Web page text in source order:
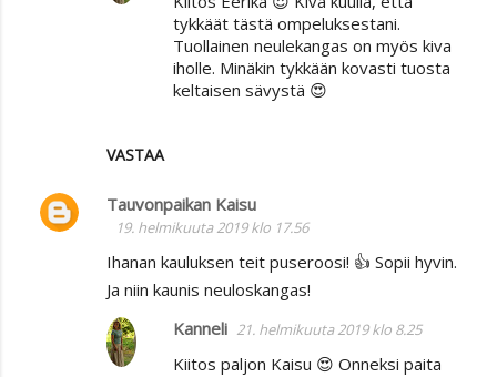
VASTAA
tykkäät tästä ompeluksestani.
Tuollainen neulekangas on myös kiva
iholle. Minäkin tykkään kovasti tuosta
keltaisen sävystä 😍
Tauvonpaikan Kaisu
19. helmikuuta 2019 klo 17.56
Ihanan kauluksen teit puseroosi! 👍 Sopii hyvin.
Ja niin kaunis neuloskangas!
Kanneli 21. helmikuuta 2019 klo 8.25
Kiitos paljon Kaisu 😍 Onneksi paita